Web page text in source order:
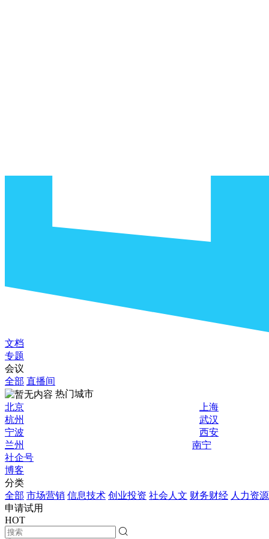
文档
专题
会议
全部 直播间
热门城市
北京
上海
杭州
武汉
宁波
西安
兰州
南宁
社企号
博客
分类
全部 市场营销 信息技术 创业投资 社会人文 财务财经 人力资源
申请试用
HOT